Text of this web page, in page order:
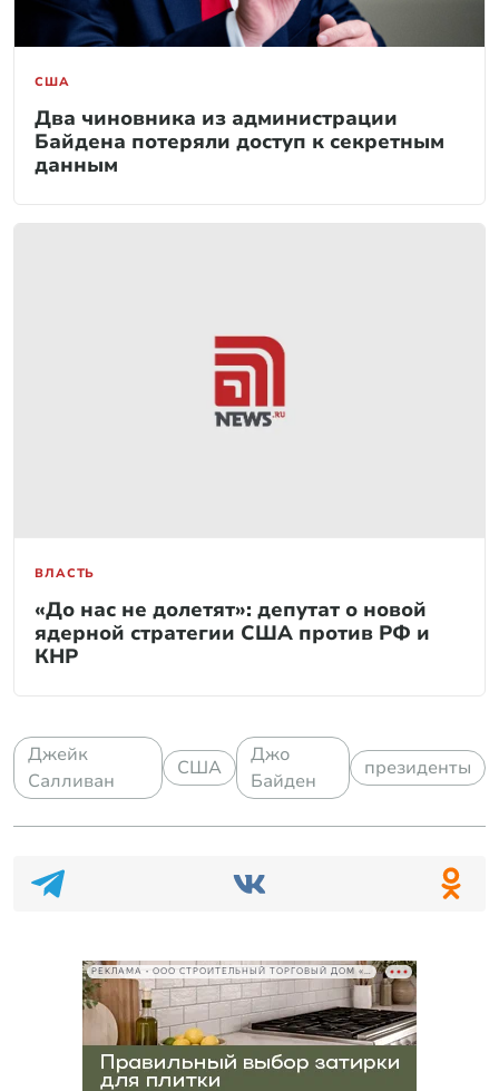
США
Два чиновника из администрации
Байдена потеряли доступ к секретным
данным
ВЛАСТЬ
«До нас не долетят»: депутат о новой
ядерной стратегии США против РФ и
КНР
Джейк
Салливан
США
Джо
Байден
президенты
РЕКЛАМА • ООО СТРОИТЕЛЬНЫЙ ТОРГОВЫЙ ДОМ «ПЕТРОВИЧ», ИНН 7802348846